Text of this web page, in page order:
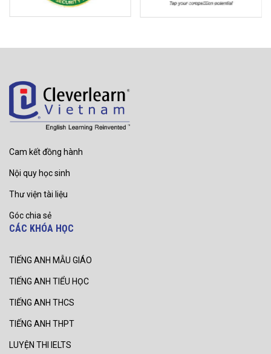
Cam kết đồng hành
Nội quy học sinh
Thư viện tài liệu
Góc chia sẻ
CÁC KHÓA HỌC
TIẾNG ANH MẪU GIÁO
TIẾNG ANH TIỂU HỌC
TIẾNG ANH THCS
TIẾNG ANH THPT
LUYỆN THI IELTS